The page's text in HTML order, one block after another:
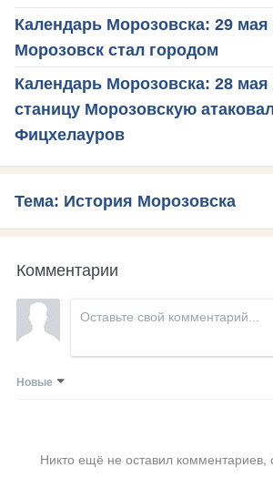
Календарь Морозовска: 29 мая
Морозовск стал городом
Календарь Морозовска: 28 мая
станицу Морозовскую
Фицхелауров
Тема: История Морозовска
Комментарии
Новые
Никто ещё не оставил комментариев,